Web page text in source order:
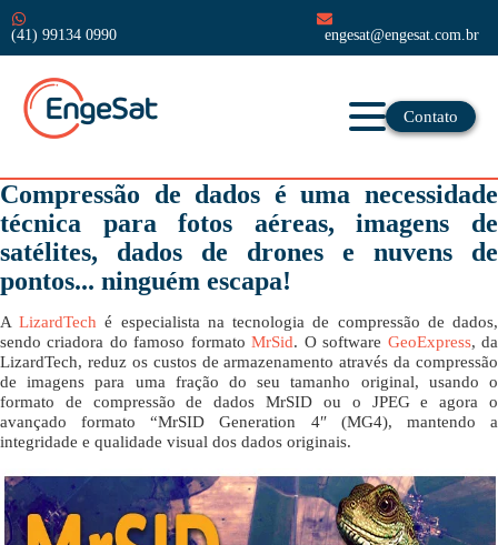
(41) 99134 0990 engesat@engesat.com.br
Contato
Compressão de dados é uma necessidade
técnica para fotos aéreas, imagens de
satélites, dados de drones e nuvens de
pontos... ninguém escapa!
ALizardTech é especialista na tecnologia de compressão de dados,
sendo criadora do famoso formatoMrSid. O software GeoExpress, da
LizardTech, reduz os custos de armazenamento através da compressão
de imagens para uma fração do seu tamanho original, usando o
formato de compressão de dados MrSID ou o JPEG e agora o
avançado formato “MrSID Generation 4″ (MG4), mantendo a
integridade e qualidade visual dos dados originais.